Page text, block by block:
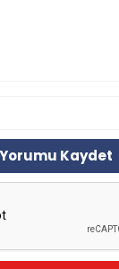
Yorumu Kaydet